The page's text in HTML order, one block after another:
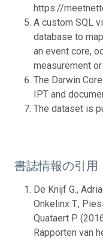
https://
A custom SQL
database to
an event core,
measurement
The Darwin
IPT and
The dataset is
書誌情報の引用
De Knijf G.,
Onkelinx T.,
Quataert P.
Rapporten van